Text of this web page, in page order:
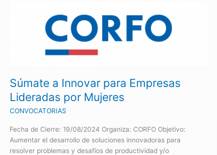
Súmate a Innovar para Empresas
Lideradas por Mujeres
CONVOCATORIAS
Fecha de Cierre: 19/08/2024 Organiza: CORFO Objetivo:
Aumentar el desarrollo de soluciones innovadoras para
resolver problemas y desafíos de productividad y/o
Mujeres